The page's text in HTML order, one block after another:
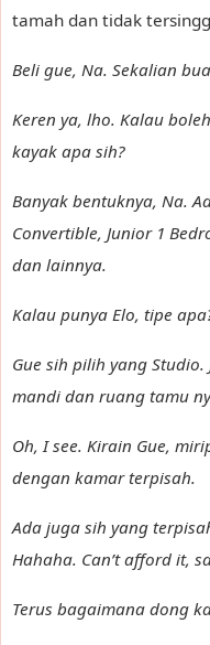
tamah dan tidak
Beli gue, Na. Sekalian
Keren ya, lho. Kalau
kayak apa sih?
Banyak bentuknya, Na.
Convertible, Junior 1
dan lainnya.
Kalau punya Elo, tipe
Gue sih pilih yang
mandi dan ruang tamu
Oh, I see. Kirain Gue,
dengan kamar terpisah.
Ada juga sih yang
Hahaha. Can’t afford it,
Terus bagaimana dong